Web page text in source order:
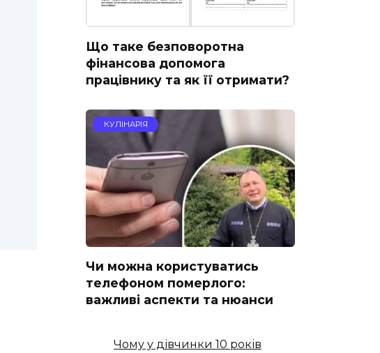
Що таке безповоротна
фінансова допомога
працівнику та як її отримати?
КУЛІНАРІЯ
Чи можна користуватись
телефоном померлого:
важливі аспекти та нюанси
Чому у дівчинки 10 років